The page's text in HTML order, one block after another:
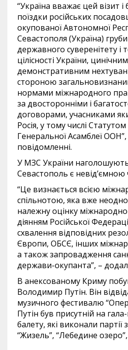
“Україна вважає цей візит і
поїздки російських
окупованої Автономної
Севастополя (Україна)
державного суверенітету і
цілісності України, цинічним
демонстративним
стороною
нормами міжнародного
за двосторонніми і
договорами, учасниками
Росія, у тому числі
Генеральної Асамблеї
повідомленні.
У МЗС України
Севастополь є
“Це визнається всією
спільнотою, яка вже
належну оцінку
діянням Російської
схвалення відповідних
Європи, ОБСЄ, інших
а також запровадження
держави-окупанта”, –
В анексованому Криму
Володимир Путін. Він
музичного фестивалю
Путін був присутній на
балету, які виконали партії
“Жизель”, “Лебедине озеро”,